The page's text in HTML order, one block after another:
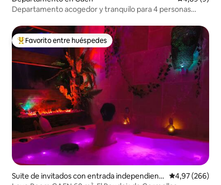
Departamento acogedor y tranquilo para 4 personas
Favorito entre los huéspedes más destacados
Favorito entre huéspedes
Suite de invitados con entrada independient
Calificación
4,97 (266)